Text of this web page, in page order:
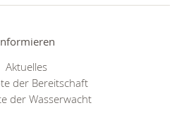
Aktuelles
der Bereitschaft
der Wasserwacht